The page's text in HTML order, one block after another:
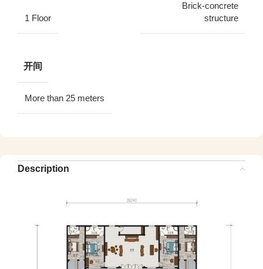
1 Floor
Brick-concrete
structure
开间
More than 25 meters
Description